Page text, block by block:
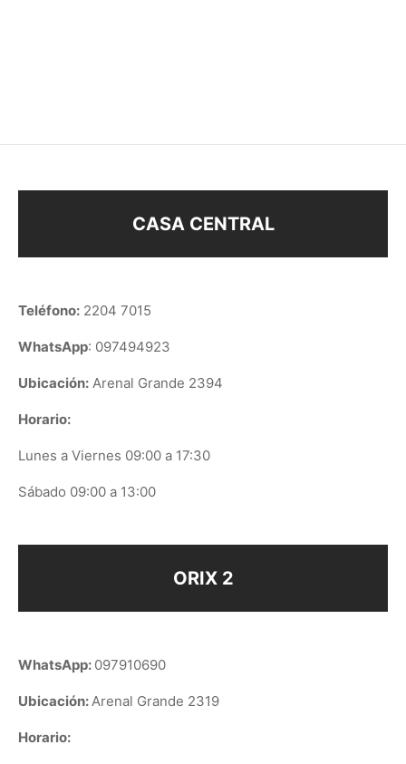
CASA CENTRAL
Teléfono: 2204 7015
WhatsApp: 097494923
Ubicación: Arenal Grande 2394
Horario:
Lunes a Viernes 09:00 a 17:30
Sábado 09:00 a 13:00
ORIX 2
WhatsApp: 097910690
Ubicación:Arenal Grande 2319
Horario: